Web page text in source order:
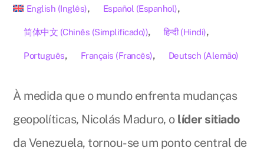
English (Inglês) Español (Espanhol)
简体中文 (Chinês (Simplificado)) हिन्दी(Hindi)
Português Français (Francês) Deutsch (Alemão)
À medida que o mundo enfrenta mudanças
geopolíticas, Nicolás Maduro, o líder sitiado
da Venezuela, tornou-se um ponto central de